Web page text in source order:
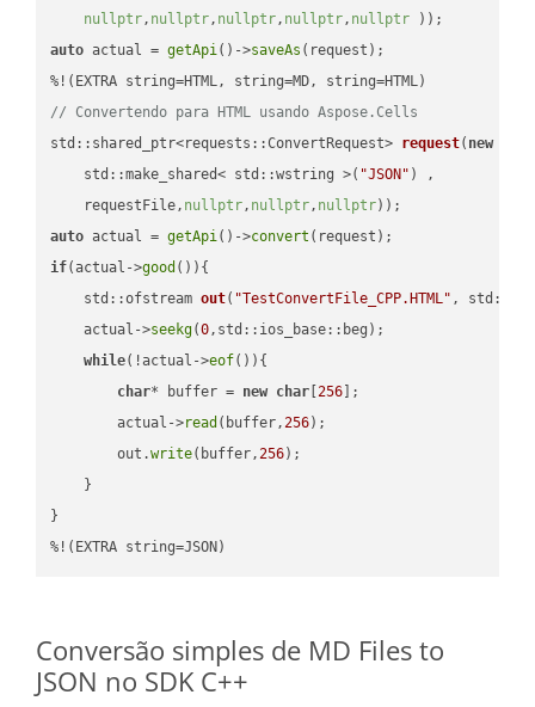
nullptr, nullptr, nullptr, nullptr, nullptr ))
auto actual = getApi()->saveAs (request);
// Convertendo para HTML usando Aspose.Cells
std::shared_ptr<requests::ConvertRequest> request( new
    std::make_shared< std::wstring >(
"JSON" ) ,
    requestFile,
nullptr, nullptr, nullptr))
auto actual = getApi()->convert
if(actual->good ()){
std::ofstream out( "TestConvertFile_CPP.HTML" ,
    actual->
seekg(0,std::ios_base::beg);
while(!actual->eof()){
char* buffer = new char [256 ];
        actual->
read (buffer,256);
        out.
write(buffer,256);
    }
}
%!(EXTRA string=JSON)
Conversão simples de MD Files to
JSON no SDK C++